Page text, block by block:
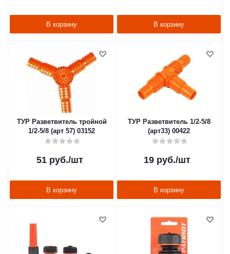
В корзину В корзину
ТУР Разветвитель тройной
1/2-5/8 (арт 57) 03152
51 руб./шт
В корзину
ТУР Разветвитель 1/2-5/8
(арт33) 00422
19 руб./шт
В корзину